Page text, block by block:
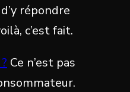
répondre
c’est fait.
Ce n’est pas